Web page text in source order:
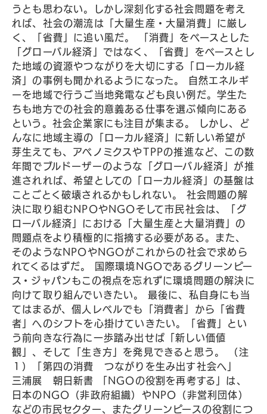
うとも思わない。しかし深刻化する社会問題を考え
れば、社会の潮流は「大量生産・大量消費」に厳し
く、「省費」に追い風だ。 「消費」をベースとした
「グローバル経済」ではなく、「省費」をベースとし
た地域の資源やつながりを大切にする「ローカル経
済」の事例も聞かれるようになった。 自然エネルギ
ーを地域で行うご当地発電なども良い例だ。学生た
ちも地方での社会的意義ある仕事を選ぶ傾向にある
という。社会企業家にも注目が集まる。 しかし、ど
んなに地域主導の「ローカル経済」に新しい希望が
芽生えても、アベノミクスやTPPの推進など、この数
年間でブルドーザーのような「グローバル経済」が推
進されれば、希望としての「ローカル経済」の基盤は
ことごとく破壊されるかもしれない。 社会問題の解
決に取り組むNPOやNGOそして市民社会は、「グ
ローバル経済」における「大量生産と大量消費」の
問題点をより積極的に指摘する必要がある。また、
そのようなNPOやNGOがこれからの社会で求めら
れてくるはずだ。 国際環境NGOであるグリーンピー
ス・ジャパンもこの視点を忘れずに環境問題の解決に
向けて取り組んでいきたい。 最後に、私自身にも当
てはまるが、個人レベルでも「消費者」から「省費
者」へのシフトを心掛けていきたい。「省費」とい
う前向きな行為に一歩踏み出せば「新しい価値
観」、そして「生き方」を発見できると思う。 （注
１）「第四の消費 つながりを生み出す社会へ」
三浦展 朝日新書 「NGOの役割を再考する」は、
日本のNGO（非政府組織）やNPO（非営利団体）
などの市民セクター、またグリーンピースの役割につ